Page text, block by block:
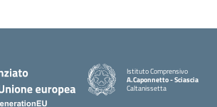
Istituto Comprensivo
A.Caponnetto - Sciascia
Caltanissetta